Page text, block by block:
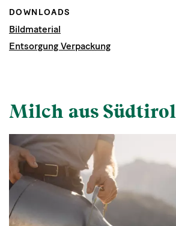
DOWNLOADS
Bildmaterial
Entsorgung Verpackung
Milch aus Südtirol